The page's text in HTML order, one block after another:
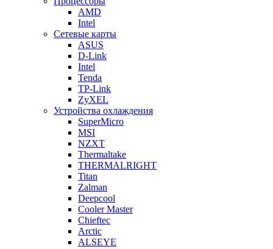
AMD
Intel
Сетевые карты
ASUS
D-Link
Intel
Tenda
TP-Link
ZyXEL
Устройства охлаждения
SuperMicro
MSI
NZXT
Thermaltake
THERMALRIGHT
Titan
Zalman
Deepcool
Cooler Master
Chieftec
Arctic
ALSEYE